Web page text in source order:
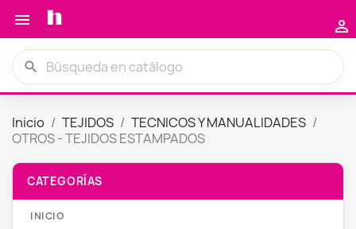
 
search
Inicio TEJIDOS
TECNICOS Y MANUALIDADES
OTROS - TEJIDOS ESTAMPADOS
INICIO